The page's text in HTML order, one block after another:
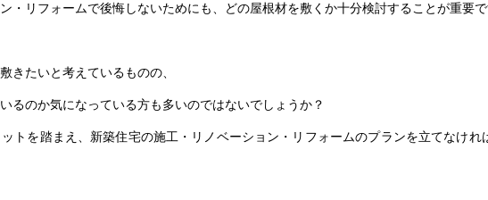
・リフォームで後悔しないためにも、どの屋根材を敷くか十分検討することが重要
きたいと考えているものの、
るのか気になっている方も多いのではないでしょうか？
トを踏まえ、新築住宅の施工・リノベーション・リフォームのプランを立てなけれ